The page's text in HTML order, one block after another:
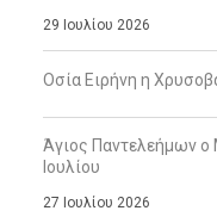
29 Ιουλίου 2026
Οσία Ειρήνη η
Άγιος Παντελεήμων ο
Ιουλίου
27 Ιουλίου 2026